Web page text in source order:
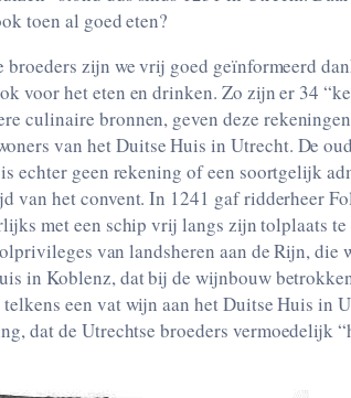
toen al goed eten?
broeders zijn we vrij goed geïnformeerd
voor het eten en drinken. Zo zijn er 34
culinaire bronnen, geven deze
van het Duitse Huis in Utrecht. De
echter geen rekening of een soortgelijk
van het convent. In 1241 gaf ridderheer
met een schip vrij langs zijn tolplaats te
van landsheren aan de Rijn, die
in Koblenz, dat bij de wijnbouw
een vat wijn aan het Duitse Huis in
dat de Utrechtse broeders vermoedelijk